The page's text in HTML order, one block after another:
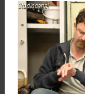
Studiocanal